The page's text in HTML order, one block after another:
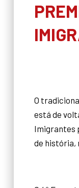
O
está de
Imigrantes
de história,